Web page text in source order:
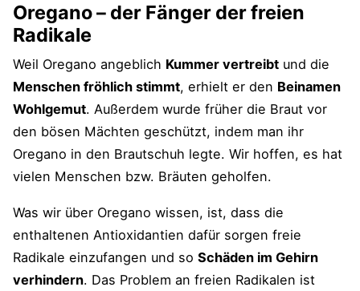
Oregano – der Fänger der freien
Radikale
Weil Oregano angeblich Kummer vertreibt und die
Menschen fröhlich stimmt, erhielt er den Beinamen
Wohlgemut. Außerdem wurde früher die Braut vor
den bösen Mächten geschützt, indem man ihr
Oregano in den Brautschuh legte. Wir hoffen, es hat
vielen Menschen bzw. Bräuten geholfen.
Was wir über Oregano wissen, ist, dass die
enthaltenen Antioxidantien dafür sorgen freie
Radikale einzufangen und so Schäden im Gehirn
verhindern. Das Problem an freien Radikalen ist